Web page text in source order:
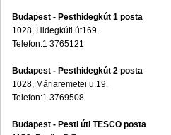
Budapest - Pesthidegkút 1 posta
1028, Hidegkúti út169.
Telefon:1 3765121
Budapest - Pesthidegkút 2 posta
1028, Máriaremetei u.19.
Telefon:1 3769508
Budapest - Pesti úti TESCO posta